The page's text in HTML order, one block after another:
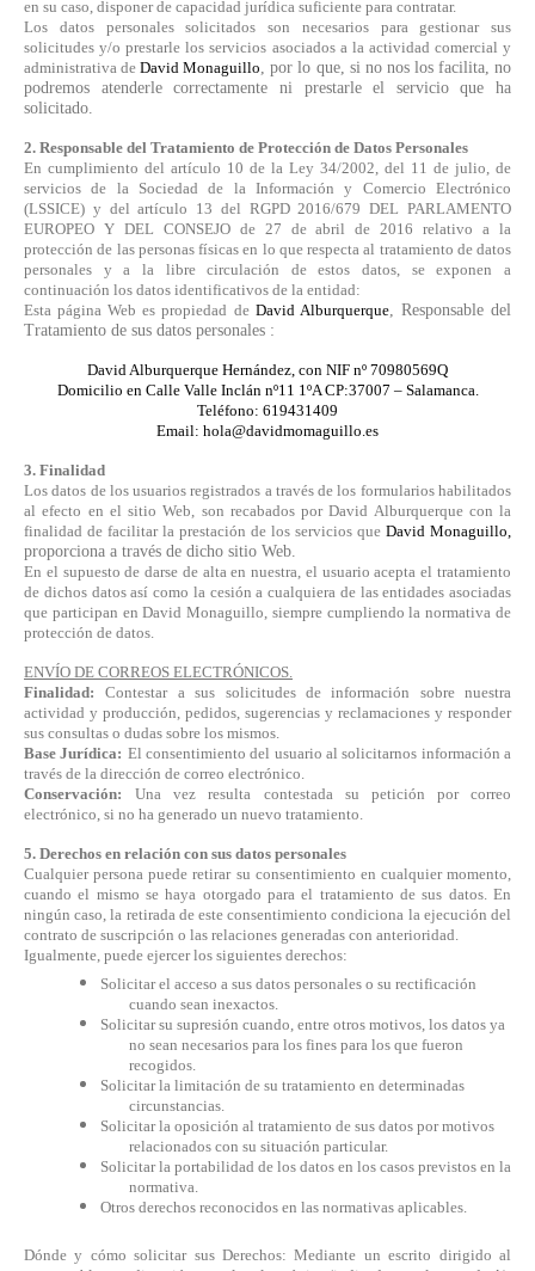
en su caso, disponer de capacidad jurídica suficiente para contratar.
Los datos personales solicitados son necesarios para gestionar sus
solicitudes y/o prestarle los servicios asociados a la actividad comercial y
administrativa deDavid Monaguillo, por lo que, si no nos los facilita, no
podremos atenderle correctamente ni prestarle el servicio que ha
solicitado.
2. Responsable del Tratamiento de Protección de Datos Personales
En cumplimiento del artículo 10 de la Ley 34/2002, del 11 de julio, de
servicios de la Sociedad de la Información y Comercio Electrónico
(LSSICE) y del artículo 13 del RGPD 2016/679 DEL PARLAMENTO
EUROPEO Y DEL CONSEJO de 27 de abril de 2016 relativo a la
protección de las personas físicas en lo que respecta al tratamiento de datos
personales y a la libre circulación de estos datos, se exponen a
continuación los datos identificativos de la entidad:
Esta página Web es propiedad de David Alburquerque, Responsable del
Tratamiento de sus datos personales :
David Alburquerque Hernández, con NIF nº 70980569Q
Domicilio en Calle Valle Inclán nº11 1ºA CP:37007 – Salamanca.
Teléfono: 619431409
Email: hola@davidmomaguillo.es
3. Finalidad
Los datos de los usuarios registrados a través de los formularios habilitados
al efecto en el sitio Web, son recabados por David Alburquerque con la
finalidad de facilitar la prestación de los servicios que David Monaguillo,
proporciona a través de dicho sitio Web.
En el supuesto de darse de alta en nuestra, el usuario acepta el tratamiento
de dichos datos así como la cesión a cualquiera de las entidades asociadas
que participan en David Monaguillo, siempre cumpliendo la normativa de
protección de datos.
ENVÍO DE CORREOS ELECTRÓNICOS.
Finalidad:
Contestar a sus solicitudes de información sobre nuestra
actividad y producción, pedidos, sugerencias y reclamaciones y responder
sus consultas o dudas sobre los mismos.
Base Jurídica: El consentimiento del usuario al solicitarnos información a
través de la dirección de correo electrónico.
Conservación:
Una vez resulta contestada su petición por correo
electrónico, si no ha generado un nuevo tratamiento.
5. Derechos en relación con sus datos personales
Cualquier persona puede retirar su consentimiento en cualquier momento,
cuando el mismo se haya otorgado para el tratamiento de sus datos. En
ningún caso, la retirada de este consentimiento condiciona la ejecución del
contrato de suscripción o las relaciones generadas con anterioridad.
Igualmente, puede ejercer los siguientes derechos:
Solicitar el acceso a sus datos personales o su rectificación
cuando sean inexactos.
Solicitar su supresión cuando, entre otros motivos, los datos ya
no sean necesarios para los fines para los que fueron
recogidos.
Solicitar la limitación de su tratamiento en determinadas
circunstancias.
Solicitar la oposición al tratamiento de sus datos por motivos
relacionados con su situación particular.
Solicitar la portabilidad de los datos en los casos previstos en la
normativa.
Otros derechos reconocidos en las normativas aplicables.
Dónde y cómo solicitar sus Derechos: Mediante un escrito dirigido al